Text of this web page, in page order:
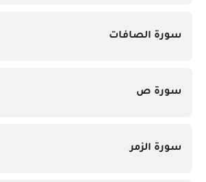
سورة الصافات
سورة ص
سورة الزمر